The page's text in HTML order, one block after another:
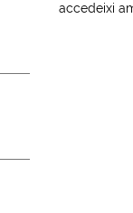
accedeixi